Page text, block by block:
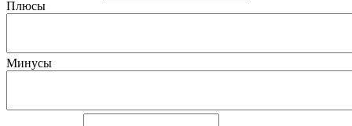
Плюсы
Минусы